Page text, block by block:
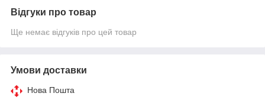
Відгуки про товар
Ще немає відгуків про цей товар
Умови доставки
Нова Пошта